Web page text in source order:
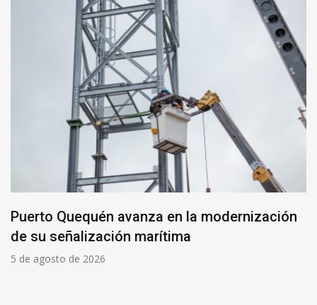
Puerto Quequén avanza en la modernización
de su señalización marítima
5 de agosto de 2026